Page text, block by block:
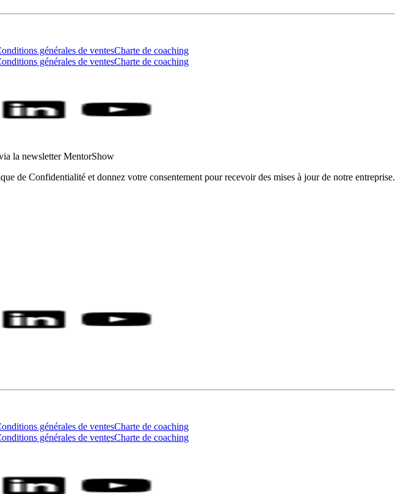
générales de ventesCharte de coaching
générales de ventesCharte de coaching
la newsletter MentorShow
de Confidentialité et donnez votre consentement pour recevoir des mises à jour de notre entreprise.
générales de ventesCharte de coaching
générales de ventesCharte de coaching